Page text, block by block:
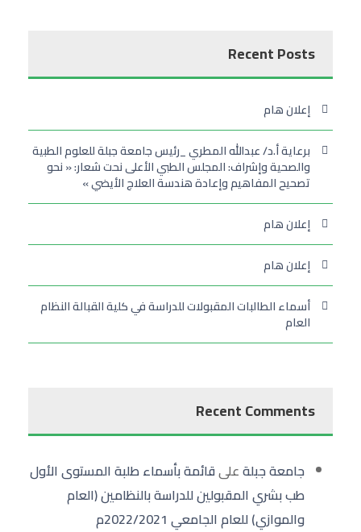
Recent Posts
إعلان هام
برعاية أ.د/ عبدالله المطري _رئيس جامعة جبلة للعلوم الطبية
والصحية وإشراف: المجلس الطبي الأعلى نحت شعار: « نحو
تصحيح المفاهيم وإعادة هندسة العلاج الأيضي »
إعلان هام
إعلان هام
أسماء الطالبات المقبولات للدراسة في كلية القبالة النظام
العام
Recent Comments
جامعة جبلةعلىقائمة بأسماء طلبة المستوى الأول
طب بشري المقبولين للدراسة بالنظامين (العام
والموازي) للعام الجامعي 2022/2021م